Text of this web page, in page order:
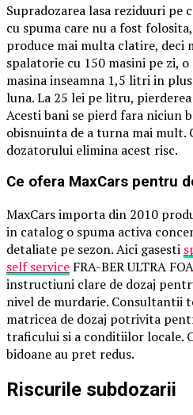
Supradozarea lasa reziduuri pe
cu spuma care nu a fost
produce mai multa clatire, deci
spalatorie cu 150 masini pe zi,
masina inseamna 1,5 litri in
luna. La 25 lei pe litru,
Acesti bani se pierd fara niciun
obisnuinta de a turna mai mult.
dozatorului elimina acest risc.
Ce ofera MaxCars pentru
MaxCars importa din 2010
in catalog o spuma activa
detaliate pe sezon. Aici gasesti
self service FRA-BER ULTRA
instructiuni clare de dozaj
nivel de murdarie. Consultantii
matricea de dozaj potrivita
traficului si a conditiilor locale.
bidoane au pret redus.
Riscurile subdozarii